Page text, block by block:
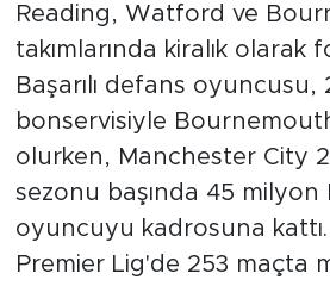
Reading, Watford ve
takımlarında kiralık olarak
Başarılı defans oyuncusu,
bonservisiyle
olurken, Manchester City
sezonu başında 45 milyon
oyuncuyu kadrosuna
Premier Lig'de 253 maçta